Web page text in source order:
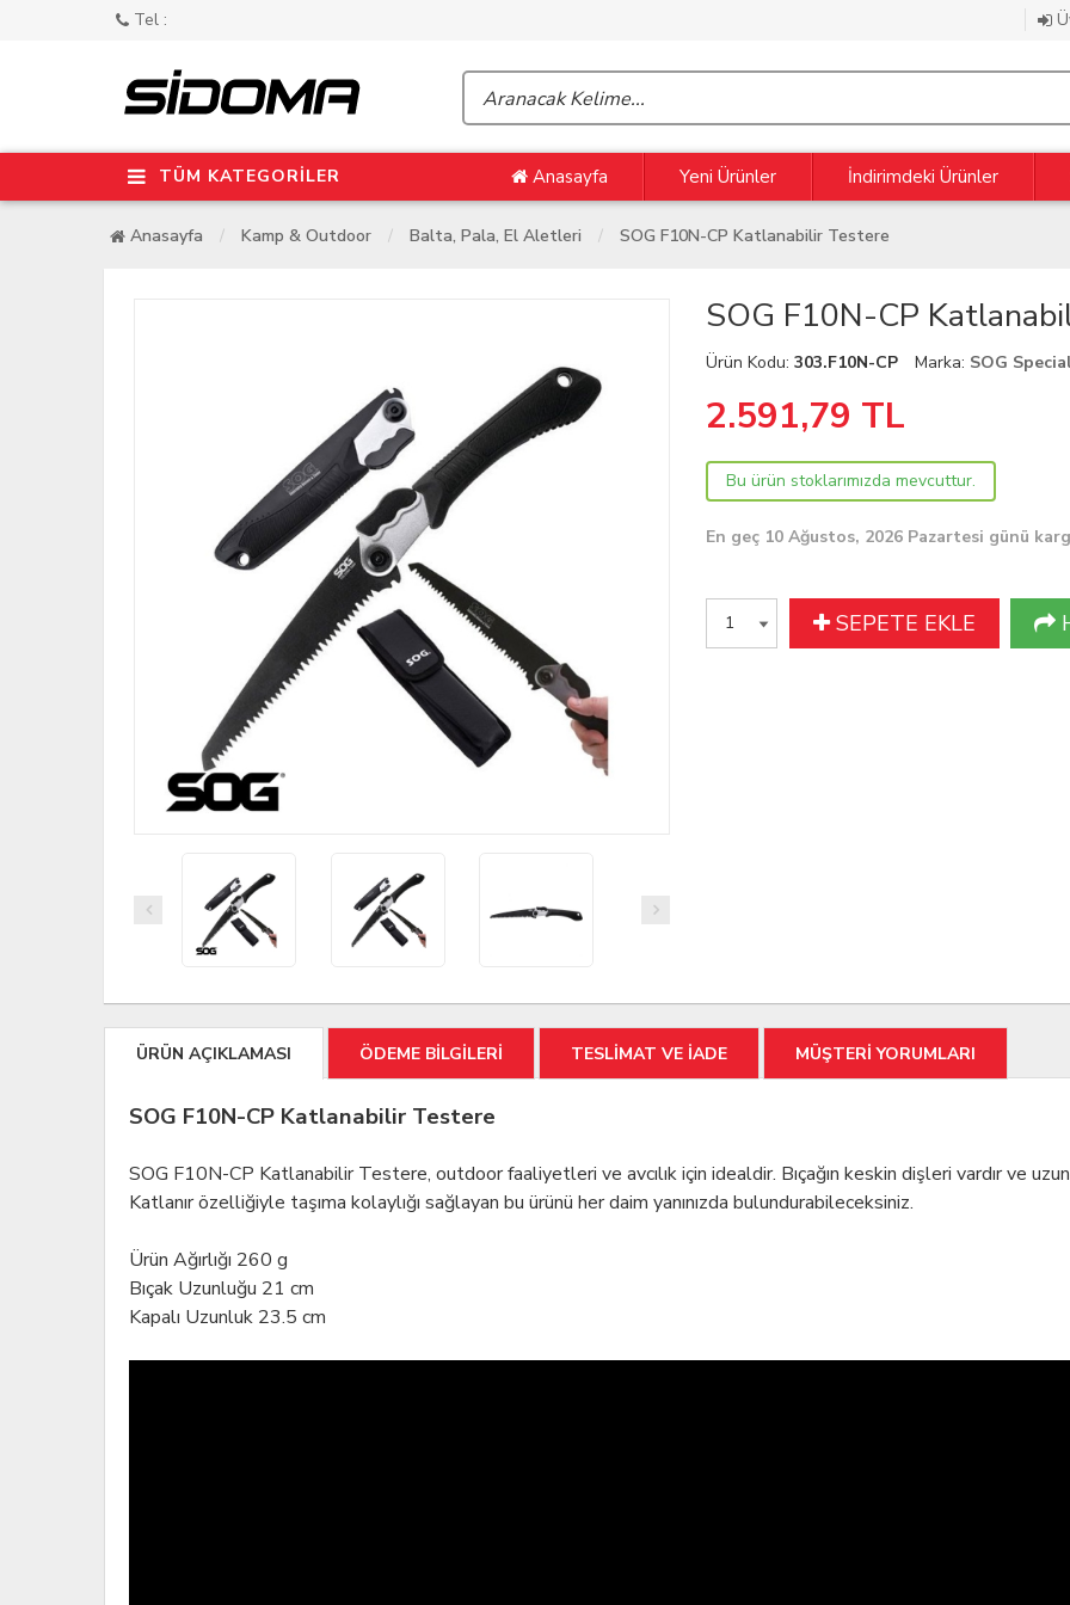
Tel :
TÜM KATEGORİLER Anasayfa Yeni Ürünler İndirimdeki Ürünler
Anasayfa Kamp & Outdoor Balta, Pala, El Aletleri SOG F10N-CP Katlanabilir Testere
SOG F10N-CP
Ürün Kodu:303.F10N-CP Marka: SOG
2.591,79 TL
Bu ürün stoklarımızda mevcuttur.
En geç 10 Ağustos, 2026 Pazartesi günü
SEPETE EKLE
ÜRÜN AÇIKLAMASI ÖDEME BİLGİLERİ TESLİMAT VE İADE MÜŞTERİ YORUMLARI
SOG F10N-CP Katlanabilir Testere
SOG F10N-CP Katlanabilir Testere, outdoor faaliyetleri ve avcılık için idealdir. Bıçağın keskin dişleri vardır ve
Katlanır özelliğiyle taşıma kolaylığı sağlayan bu ürünü her daim yanınızda bulundurabileceksiniz.
Ürün Ağırlığı 260 g
Bıçak Uzunluğu 21 cm
Kapalı Uzunluk 23.5 cm